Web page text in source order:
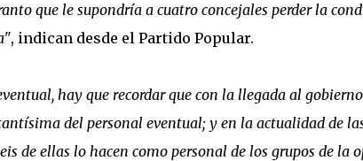
que le supondría a cuatro concejales perder la
, indican desde el Partido Popular.
hay que recordar que con la llegada al
del personal eventual; y en la actualidad de
de ellas lo hacen como personal de los grupos de la